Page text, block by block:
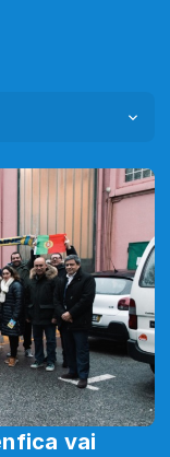
vai